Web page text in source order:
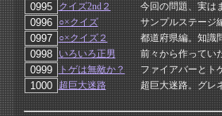
クイズ2nd２
今回の問題、実は
○×クイズ
サンプルステージ
○×クイズ２
都道府県編。知識
いろいろ正男
前々から作ってい
トゲは無敵か？
ファイアバーとト
超巨大迷路
超巨大迷路。グレ